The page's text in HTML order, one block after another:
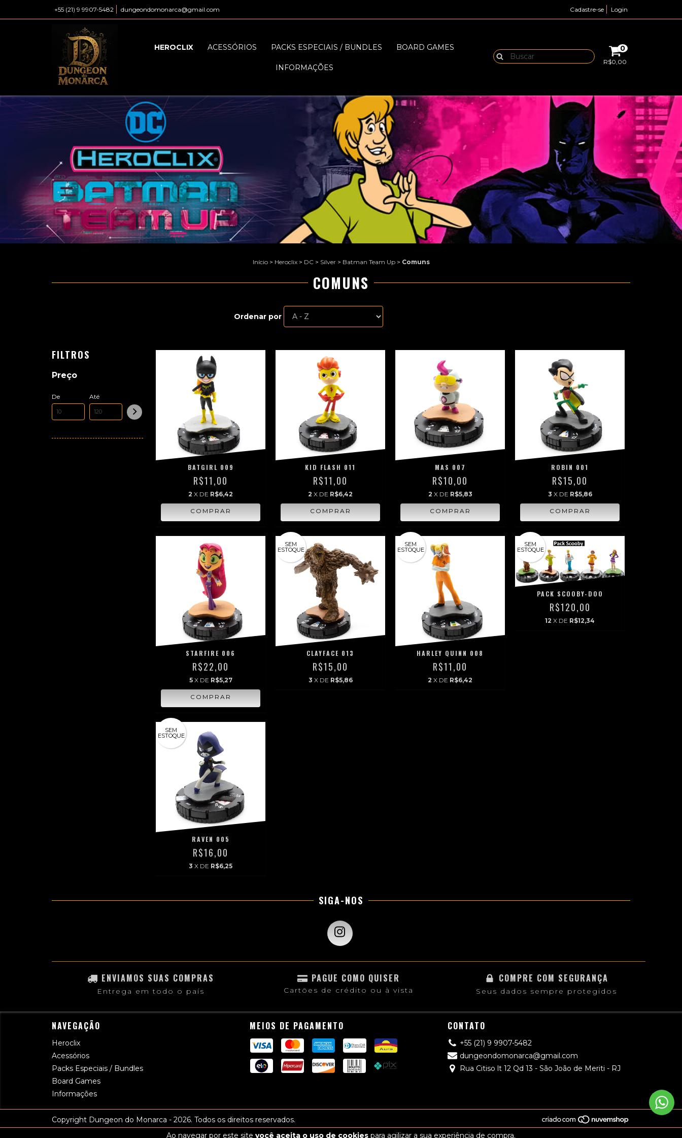
Ao navegar por este site você aceita o uso de cookies para agilizar a sua experiência de compra.
+55 (21) 9 9907-5482 dungeondomonarca@gmail.com Cadastre-se Login
HEROCLIX ACESSÓRIOS PACKS ESPECIAIS / BUNDLES BOARD GAMES
INFORMAÇÕES
0
R$0,00
Início > Heroclix > DC > Silver > Batman Team Up > Comuns
COMUNS
Ordenar por
FILTROS
Preço
De Até
BATGIRL 009
R$11,00
2 X DE R$6,42
KID FLASH 011
R$11,00
2 X DE R$6,42
MAS 007
R$10,00
2 X DE R$5,83
ROBIN 001
R$15,00
3 X DE R$5,86
STARFIRE 006
R$22,00
5 X DE R$5,27
SEM
ESTOQUE
CLAYFACE 013
R$15,00
3 X DE R$5,86
SEM
ESTOQUE
HARLEY QUINN 008
R$11,00
2 X DE R$6,42
SEM
ESTOQUE
PACK SCOOBY-DOO
R$120,00
12 X DE R$12,34
SEM
ESTOQUE
RAVEN 005
R$16,00
3 X DE R$6,25
SIGA-NOS
ENVIAMOS SUAS COMPRAS
Entrega em todo o país
PAGUE COMO QUISER
Cartões de crédito ou à vista
COMPRE COM SEGURANÇA
Seus dados sempre protegidos
NAVEGAÇÃO
Heroclix
Acessórios
Packs Especiais / Bundles
Board Games
Informações
MEIOS DE PAGAMENTO CONTATO
+55 (21) 9 9907-5482
dungeondomonarca@gmail.com
Rua Citiso lt 12 Qd 13 - São João de Meriti - RJ
Copyright Dungeon do Monarca - 2026. Todos os direitos reservados.